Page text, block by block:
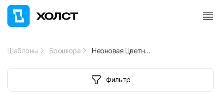
Шаблоны Брошюра Неоновая Цветная Тройная Брошюра для Путешествий
Фильтр